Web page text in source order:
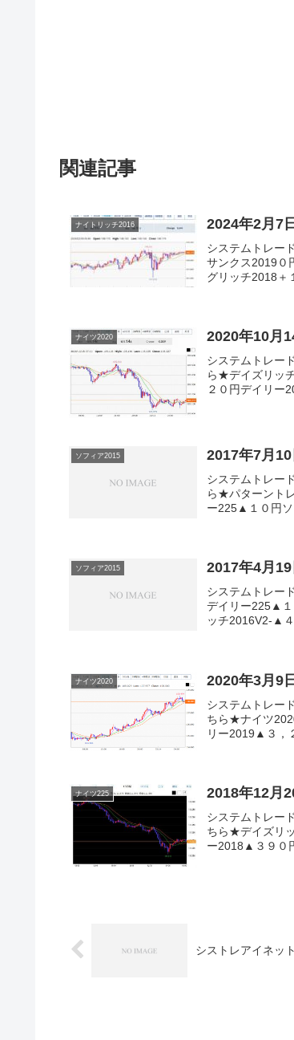
関連記事
ナイトリッチ2016 2024年2月7
システムトレー
サンクス2019
グリッチ2018＋
ナイツ2020 2020年10月
システムトレー
ら★デイズリッ
２０円デイリー
ソフィア2015 2017年7月
システムトレー
ら★パターント
ー225▲１０円
ソフィア2015 2017年4月
システムトレー
デイリー225▲
ッチ2016V2-▲
ナイツ2020 2020年3月9
システムトレー
ちら★ナイツ
リー2019▲３，
ナイツ225 2018年12月
システムトレー
ちら★デイズリ
ー2018▲３９０
シストレアイネッ